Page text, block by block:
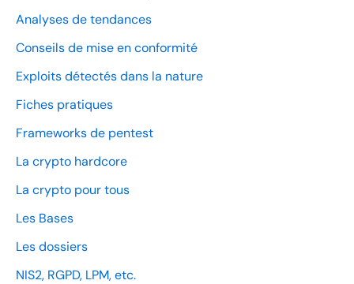
Analyses de tendances
Conseils de mise en conformité
Exploits détectés dans la nature
Fiches pratiques
Frameworks de pentest
La crypto hardcore
La crypto pour tous
Les Bases
Les dossiers
NIS2, RGPD, LPM, etc.